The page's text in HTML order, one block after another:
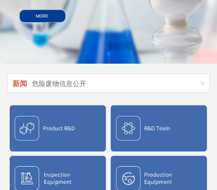
危险废物信息公开 >
危险废物信息公开 >
新闻 危险废物信息公开 >
新闻 氯化聚乙烯CPE结构特征与应用介绍
新闻 氯化聚氯乙烯性能与用途